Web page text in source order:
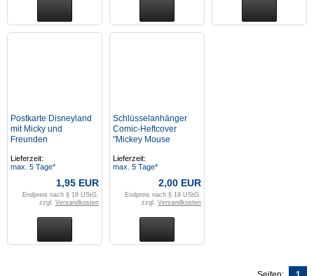
Postkarte Disneyland
mit Micky und
Freunden
Lieferzeit:
max. 5 Tage*
1,95 EUR
Endpreis nach § 19 UStG.
zzgl. Versandkosten
Schlüsselanhänger
Comic-Heftcover
"Mickey Mouse
Circus for 10ȼ"
Lieferzeit:
max. 5 Tage*
2,00 EUR
Endpreis nach § 19 UStG.
zzgl. Versandkosten